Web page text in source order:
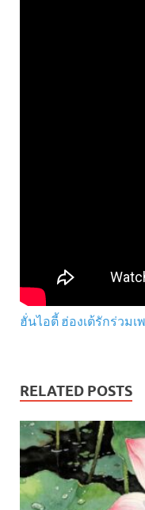
ฮั่นไอตี้ ฮ่องเต้รักร่วม
RELATED POSTS